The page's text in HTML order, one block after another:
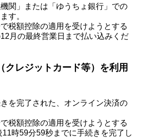
関」または「ゆうちょ銀行」での
す。
税額控除の適用を受けようとする
月の最終営業日まで払い込みくだ
クレジットカード等）を利用
を完了された、オンライン決済の
税額控除の適用を受けようとする
時59分59秒までに手続きを完了し